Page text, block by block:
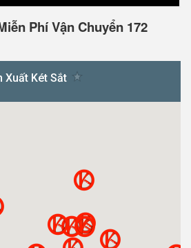
Phí Vận Chuyển 172